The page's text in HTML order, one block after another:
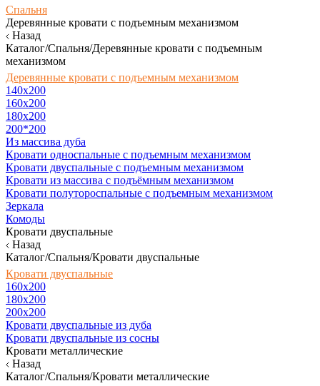
Спальня
Деревянные кровати с подъемным механизмом
Назад
Каталог/Спальня/Деревянные кровати с подъемным
механизмом
Деревянные кровати с подъемным механизмом
140x200
160х200
180х200
200*200
Из массива дуба
Кровати односпальные с подъемным механизмом
Кровати двуспальные с подъемным механизмом
Кровати из массива с подъёмным механизмом
Кровати полутороспальные с подъемным механизмом
Зеркала
Комоды
Кровати двуспальные
Назад
Каталог/Спальня/Кровати двуспальные
Кровати двуспальные
160х200
180x200
200x200
Кровати двуспальные из дуба
Кровати двуспальные из сосны
Кровати металлические
Назад
Каталог/Спальня/Кровати металлические